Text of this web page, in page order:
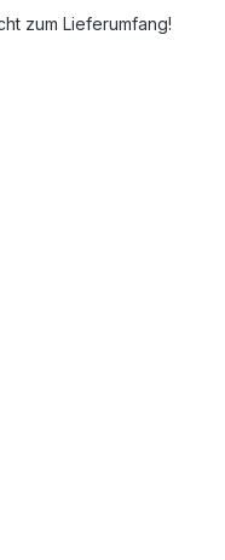
zum Lieferumfang!